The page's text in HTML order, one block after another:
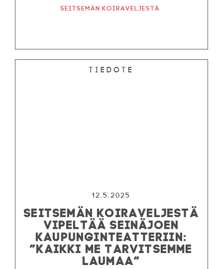
Seitsemän koiraveljestä
Tiedote
12.5.2025
SEITSEMÄN KOIRAVELJESTÄ
VIPELTÄÄ SEINÄJOEN
KAUPUNGINTEATTERIIN:
”KAIKKI ME TARVITSEMME
LAUMAA”